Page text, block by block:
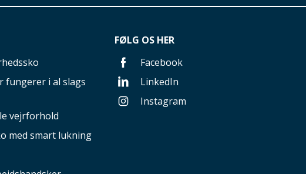
fungerer i al slags
vejrforhold
med smart lukning
FØLG OS HER
Facebook
LinkedIn
Instagram